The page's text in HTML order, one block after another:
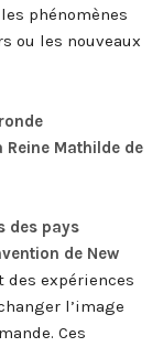
phénomènes
ou les nouveaux
Reine Mathilde de
des pays
de New
des expériences
l’image
Ces